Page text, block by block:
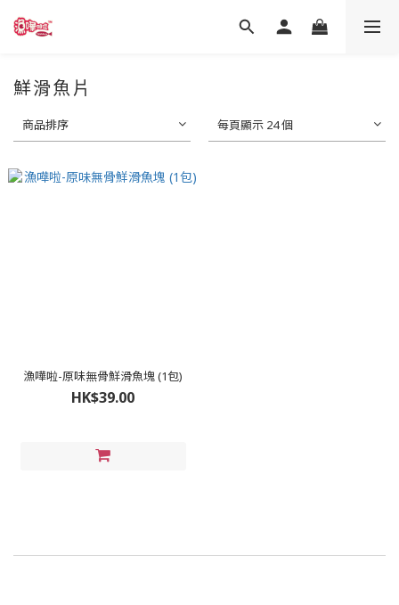
鮮滑魚片
商品排序 每頁顯示 24 個
漁嘩啦-原味無骨鮮滑魚塊 (1包)
HK$39.00